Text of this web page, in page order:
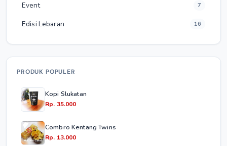
Event 7
Edisi Lebaran 16
PRODUK POPULER
Kopi Slukatan
Rp. 35.000
Combro Kentang Twins
Rp. 13.000